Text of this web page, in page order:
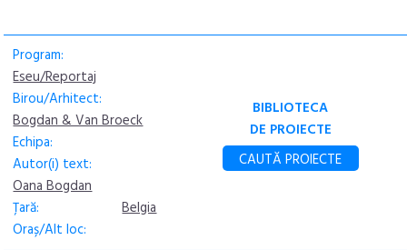
Program:
Eseu/Reportaj
Birou/Arhitect:
Bogdan & Van Broeck
Echipa:
Autor(i) text:
Oana Bogdan
Țară:
Belgia
Oraș/Alt loc:
BIBLIOTECA
DE PROIECTE
CAUTĂ PROIECTE